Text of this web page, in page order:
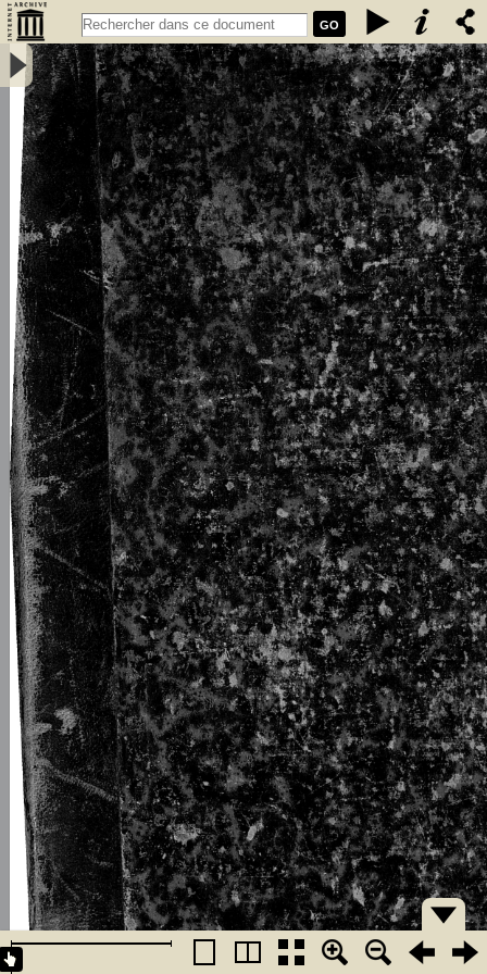
GO
L\'émigration bretonne en Armorique du Ve au VIIe siècle de notre
ère : thèse pour le doctorat - Loth, Joseph (1847-1934)